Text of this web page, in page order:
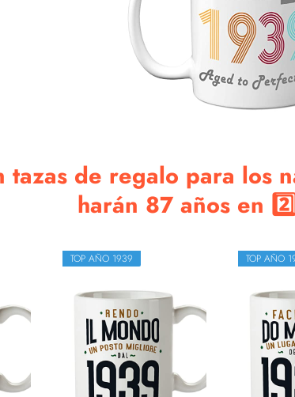
tazas de regalo para los
harán 87 años en
TOP AÑO 1939 TOP AÑO